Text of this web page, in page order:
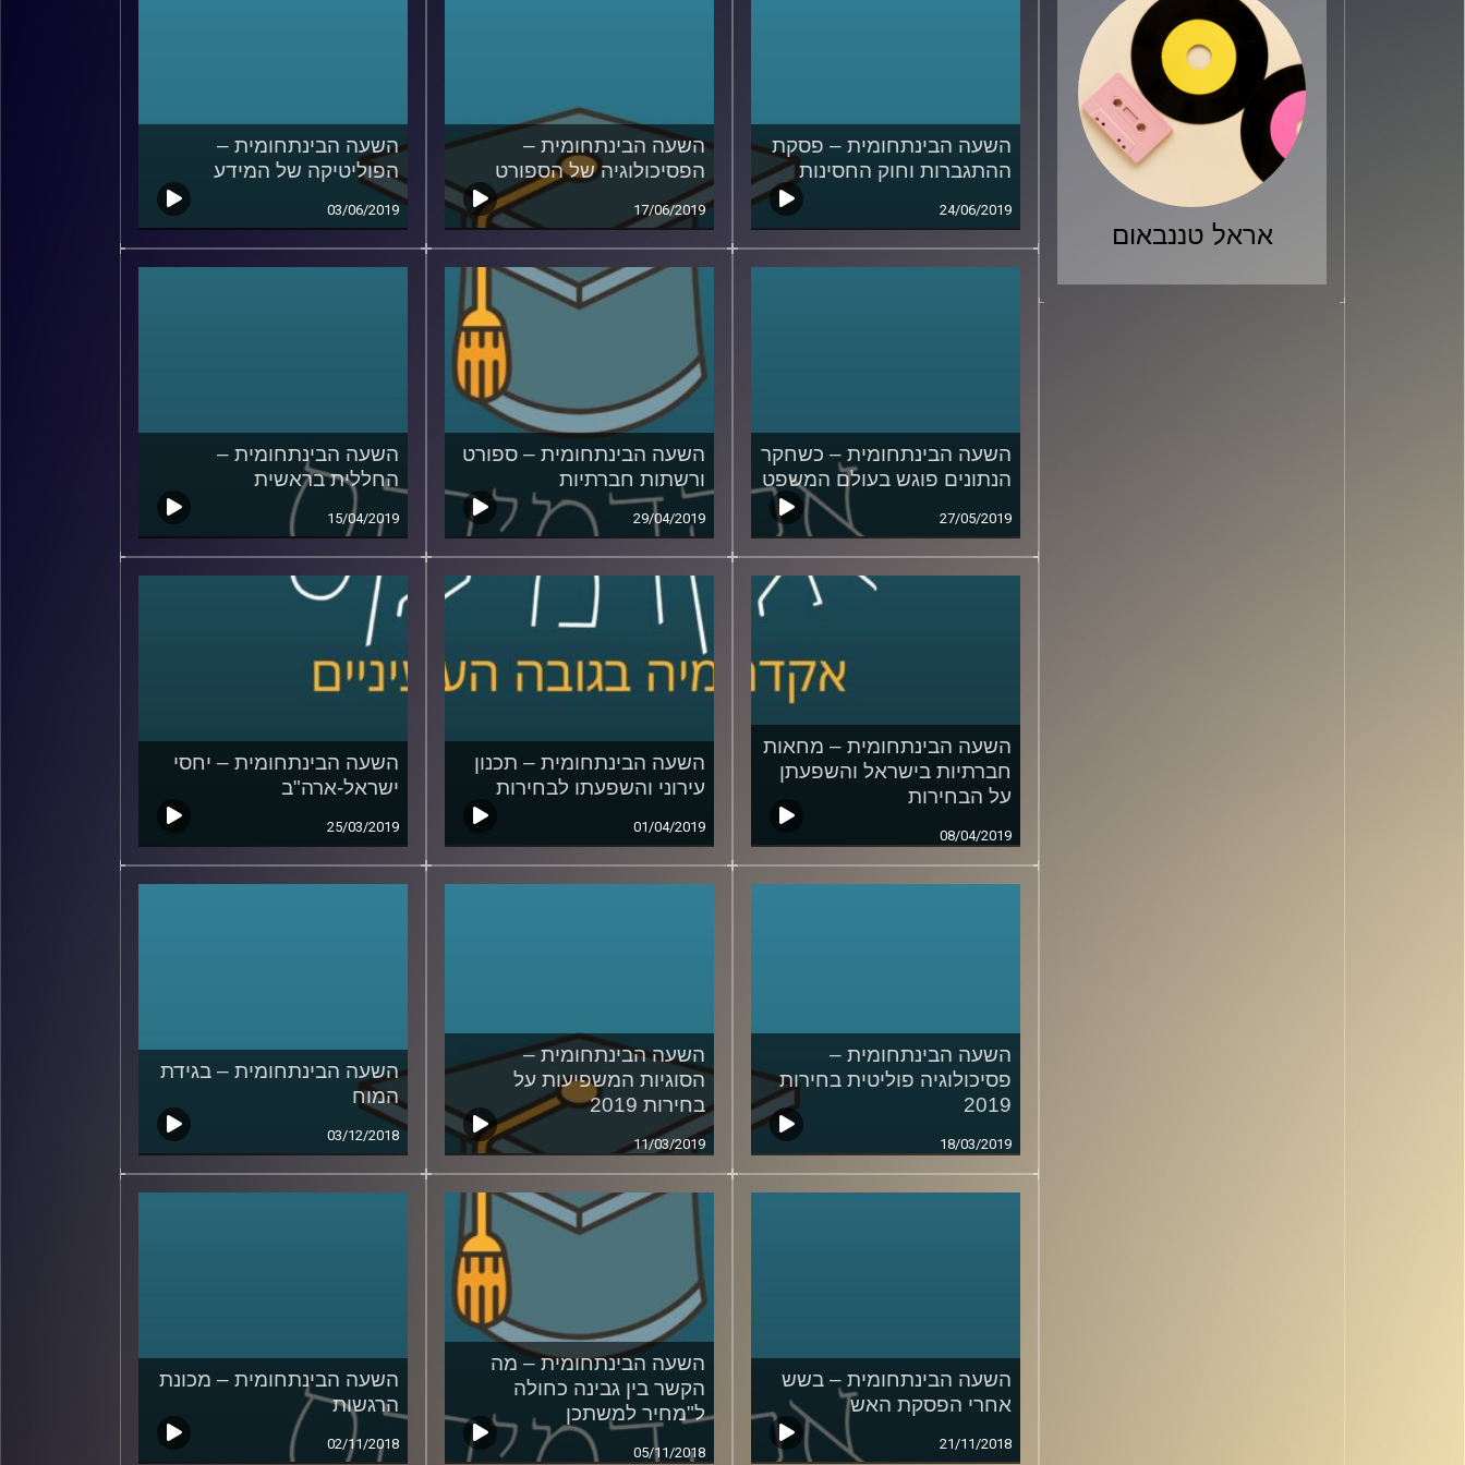
אראל טננבאום
השעה הבינתחומית – פסקת
ההתגברות וחוק החסינות
24/06/2019
השעה הבינתחומית –
הפסיכולוגיה של הספורט
17/06/2019
השעה הבינתחומית –
הפוליטיקה של המידע
03/06/2019
השעה הבינתחומית – כשחקר
הנתונים פוגש בעולם המשפט
27/05/2019
השעה הבינתחומית – ספורט
ורשתות חברתיות
29/04/2019
השעה הבינתחומית –
החללית בראשית
15/04/2019
השעה הבינתחומית – מחאות
חברתיות בישראל והשפעתן
על הבחירות
08/04/2019
השעה הבינתחומית – תכנון
עירוני והשפעתו לבחירות
01/04/2019
השעה הבינתחומית – יחסי
ישראל-ארה"ב
25/03/2019
השעה הבינתחומית –
פסיכולוגיה פוליטית בחירות
2019
18/03/2019
השעה הבינתחומית –
הסוגיות המשפיעות על
בחירות 2019
11/03/2019
השעה הבינתחומית – בגידת
המוח
03/12/2018
השעה הבינתחומית – בשש
אחרי הפסקת האש
21/11/2018
השעה הבינתחומית – מה
הקשר בין גבינה כחולה
ל"מחיר למשתכן
05/11/2018
השעה הבינתחומית – מכונת
הרגשות
02/11/2018